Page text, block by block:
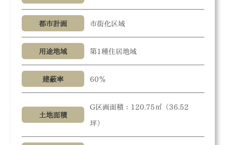
都市計画 市街化区域
用途地域 第1種住居地域
建蔽率 60％
土地面積
G区画面積：120.75㎡（36.52
坪）